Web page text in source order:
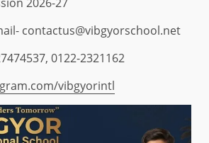
contactus@vibgyorschool.net
0122-2321162
vibgyorintl